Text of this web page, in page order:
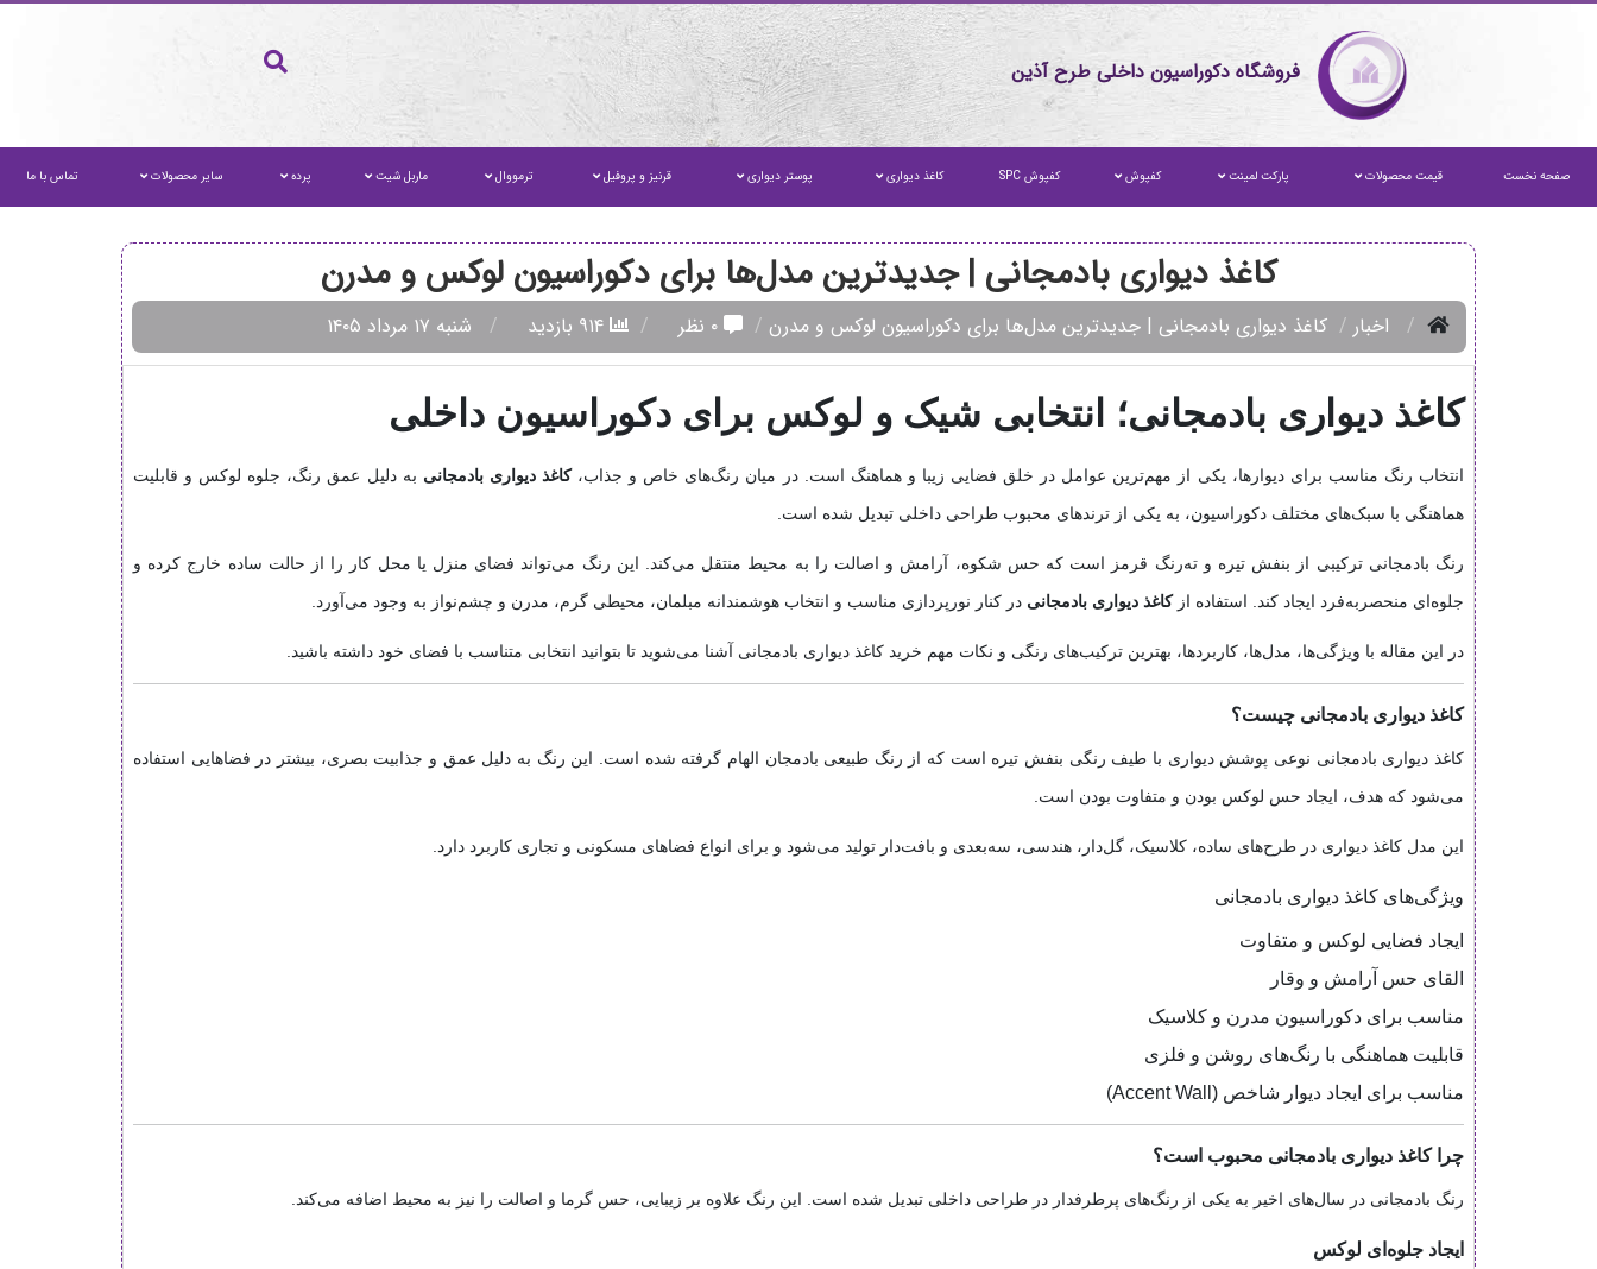
فروشگاه دکوراسیون داخلی طرح آذین
صفحه نخست قیمت محصولات پارکت لمینت کفپوش کفپوش SPC کاغذ دیواری پوستر دیواری قرنیز و پروفیل ترمووال ماربل شیت پرده سایر محصولات تماس با ما
کاغذ دیواری بادمجانی | جدیدترین مدل‌ها برای دکوراسیون لوکس و مدرن
اخبار کاغذ دیواری بادمجانی | جدیدترین مدل‌ها برای دکوراسیون لوکس و مدرن ۰ نظر ۹۱۴ بازدید شنبه ۱۷ مرداد ۱۴۰۵
کاغذ دیواری بادمجانی؛ انتخابی شیک و لوکس برای دکوراسیون داخلی
انتخاب رنگ مناسب برای دیوارها، یکی از مهم‌ترین عوامل در خلق فضایی زیبا و هماهنگ است. در میان رنگ‌های خاص و جذاب،کاغذ دیواری بادمجانی به دلیل عمق رنگ، جلوه لوکس و قابلیت
هماهنگی با سبک‌های مختلف دکوراسیون، به یکی از ترندهای محبوب طراحی داخلی تبدیل شده است.
رنگ بادمجانی ترکیبی از بنفش تیره و ته‌رنگ قرمز است که حس شکوه، آرامش و اصالت را به محیط منتقل می‌کند. این رنگ می‌تواند فضای منزل یا محل کار را از حالت ساده خارج کرده و
جلوه‌ای منحصربه‌فرد ایجاد کند. استفاده ازکاغذ دیواری بادمجانی در کنار نورپردازی مناسب و انتخاب هوشمندانه مبلمان، محیطی گرم، مدرن و چشم‌نواز به وجود می‌آورد.
در این مقاله با ویژگی‌ها، مدل‌ها، کاربردها، بهترین ترکیب‌های رنگی و نکات مهم خرید کاغذ دیواری بادمجانی آشنا می‌شوید تا بتوانید انتخابی متناسب با فضای خود داشته باشید.
کاغذ دیواری بادمجانی چیست؟
کاغذ دیواری بادمجانی نوعی پوشش دیواری با طیف رنگی بنفش تیره است که از رنگ طبیعی بادمجان الهام گرفته شده است. این رنگ به دلیل عمق و جذابیت بصری، بیشتر در فضاهایی استفاده
می‌شود که هدف، ایجاد حس لوکس بودن و متفاوت بودن است.
این مدل کاغذ دیواری در طرح‌های ساده، کلاسیک، گل‌دار، هندسی، سه‌بعدی و بافت‌دار تولید می‌شود و برای انواع فضاهای مسکونی و تجاری کاربرد دارد.
ویژگی‌های کاغذ دیواری بادمجانی
ایجاد فضایی لوکس و متفاوت
القای حس آرامش و وقار
مناسب برای دکوراسیون مدرن و کلاسیک
قابلیت هماهنگی با رنگ‌های روشن و فلزی
مناسب برای ایجاد دیوار شاخص (Accent Wall)
چرا کاغذ دیواری بادمجانی محبوب است؟
رنگ بادمجانی در سال‌های اخیر به یکی از رنگ‌های پرطرفدار در طراحی داخلی تبدیل شده است. این رنگ علاوه بر زیبایی، حس گرما و اصالت را نیز به محیط اضافه می‌کند.
ایجاد جلوه‌ای لوکس